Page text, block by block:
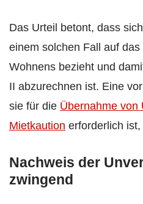
Das Urteil betont, dass
einem solchen Fall auf
Wohnens bezieht und
II abzurechnen ist. Eine
sie für die Übernahme von
Mietkaution erforderlich
Nachweis der
zwingend